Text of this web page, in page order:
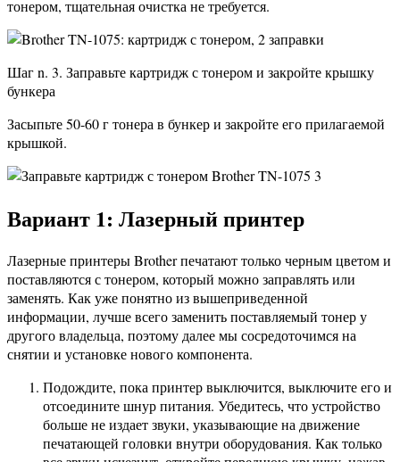
тонером, тщательная очистка не требуется.
Шаг n. 3. Заправьте картридж с тонером и закройте крышку
бункера
Засыпьте 50-60 г тонера в бункер и закройте его прилагаемой
крышкой.
Вариант 1: Лазерный принтер
Лазерные принтеры Brother печатают только черным цветом и
поставляются с тонером, который можно заправлять или
заменять. Как уже понятно из вышеприведенной
информации, лучше всего заменить поставляемый тонер у
другого владельца, поэтому далее мы сосредоточимся на
снятии и установке нового компонента.
Подождите, пока принтер выключится, выключите его и
отсоедините шнур питания. Убедитесь, что устройство
больше не издает звуки, указывающие на движение
печатающей головки внутри оборудования. Как только